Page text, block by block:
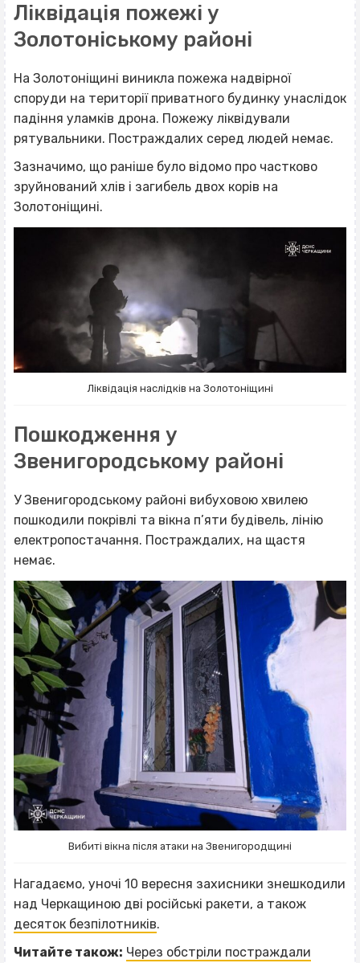
Ліквідація пожежі у
Золотоніському районі
На Золотоніщині виникла пожежа надвірної
споруди на території приватного будинку унаслідок
падіння уламків дрона. Пожежу ліквідували
рятувальники. Постраждалих серед людей немає.
Зазначимо, що раніше було відомо про частково
зруйнований хлів і загибель двох корів на
Золотоніщині.
Ліквідація наслідків на Золотоніщині
Пошкодження у
Звенигородському районі
У Звенигородському районі вибуховою хвилею
пошкодили покрівлі та вікна п’яти будівель, лінію
електропостачання. Постраждалих, на щастя
немає.
Вибиті вікна після атаки на Звенигородщині
Нагадаємо, уночі 10 вересня захисники знешкодили
над Черкащиною дві російські ракети, а також
десяток безпілотників.
Читайте також: Через обстріли постраждали